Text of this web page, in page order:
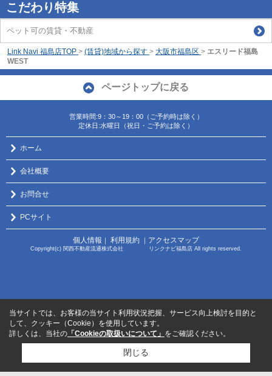
こだわり特集
ペット可の賃貸・不動産
Link Navi 福島店TOP > (賃貸)地域から探す > 大阪市福島区 > エスリード福島
WEST
ページトップに戻る
営業時間:9：30～19：00（ご予約時は除く）
定休日:水曜日（祝日・ご予約は除く）
ホーム
会社概要
お問合せ
PCサイト
個人情報 利用規約 アクセスマップ
Copyright(c) 関西不動産流通株式会社 リンクナビ福島店 All rights reserved.
当サイトでは、お客様の当サイト利用状況把握、サービス向上検討を目的と
して、クッキー（Cookie）を使用しています。
詳しくは、当社の 「Cookieの取扱いについて」 をご確認ください。
閉じる